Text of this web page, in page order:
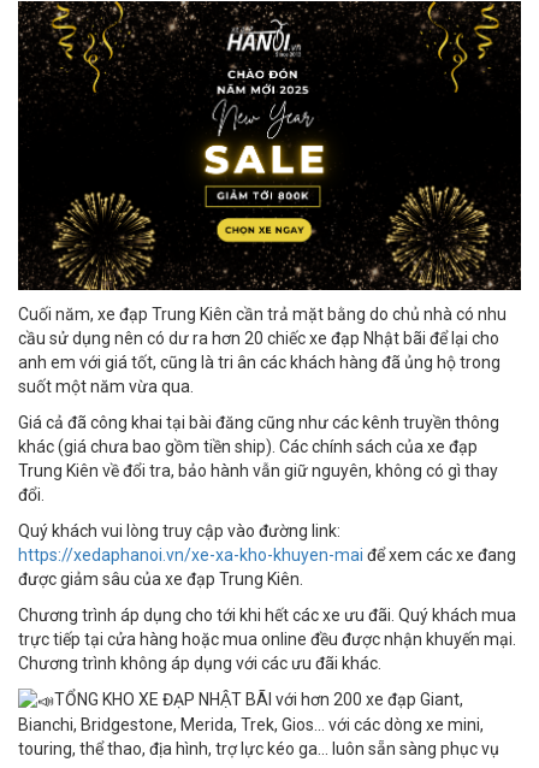
Cuối năm, xe đạp Trung Kiên cần trả mặt bằng do chủ nhà có nhu
cầu sử dụng nên có dư ra hơn 20 chiếc xe đạp Nhật bãi để lại cho
anh em với giá tốt, cũng là tri ân các khách hàng đã ủng hộ trong
suốt một năm vừa qua.
Giá cả đã công khai tại bài đăng cũng như các kênh truyền thông
khác (giá chưa bao gồm tiền ship). Các chính sách của xe đạp
Trung Kiên về đổi tra, bảo hành vẫn giữ nguyên, không có gì thay
đổi.
Quý khách vui lòng truy cập vào đường link:
https://xedaphanoi.vn/xe-xa-kho-khuyen-mai để xem các xe đang
được giảm sâu của xe đạp Trung Kiên.
Chương trình áp dụng cho tới khi hết các xe ưu đãi. Quý khách mua
trực tiếp tại cửa hàng hoặc mua online đều được nhận khuyến mại.
Chương trình không áp dụng với các ưu đãi khác.
TỔNG KHO XE ĐẠP NHẬT BÃI với hơn 200 xe đạp Giant,
Bianchi, Bridgestone, Merida, Trek, Gios... với các dòng xe mini,
touring, thể thao, địa hình, trợ lực kéo ga... luôn sẵn sàng phục vụ